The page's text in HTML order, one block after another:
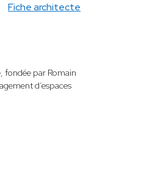
Fiche architecte
fondée par Romain
d’espaces